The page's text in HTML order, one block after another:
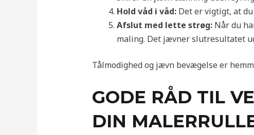
Hold våd i våd:Det er vigtigt, at du
Afslut med lette strøg:Når du
maling. Det jævner slutresultatet
Tålmodighed og jævn bevægelse er
GODE RÅD TIL
DIN